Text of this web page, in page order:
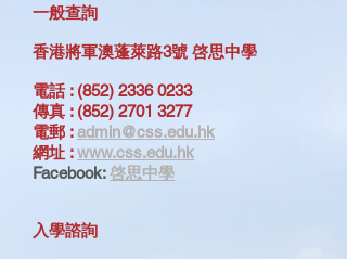
一般查詢
香港將軍澳蓬萊路3號 啓思中學
電話 : (852) 2336 0233
傳真 : (852) 2701 3277
電郵 :admin@css.edu.hk
網址 :www.css.edu.hk
Facebook:啓思中學
入學諮詢